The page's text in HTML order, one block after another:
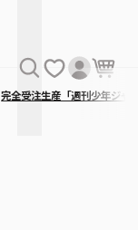
完全受注生産「週刊少年ジ